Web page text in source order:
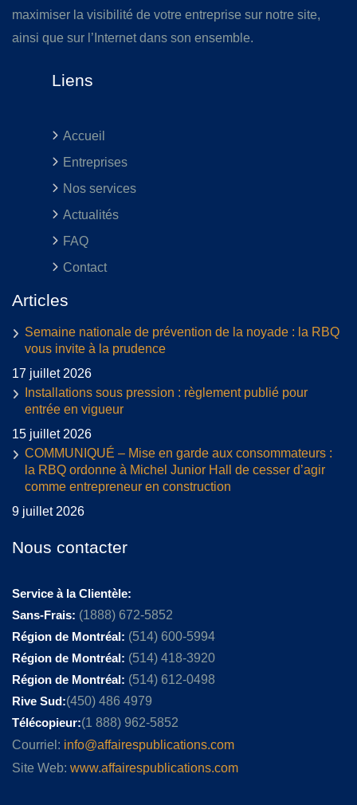
maximiser la visibilité de votre entreprise sur notre site,
ainsi que sur l’Internet dans son ensemble.
Liens
Accueil
Entreprises
Nos services
Actualités
FAQ
Contact
Articles
Semaine nationale de prévention de la noyade : la RBQ
vous invite à la prudence
17 juillet 2026
Installations sous pression : règlement publié pour
entrée en vigueur
15 juillet 2026
COMMUNIQUÉ – Mise en garde aux consommateurs :
la RBQ ordonne à Michel Junior Hall de cesser d’agir
comme entrepreneur en construction
9 juillet 2026
Nous contacter
Service à la Clientèle:
Sans-Frais: (1888) 672-5852
Région de Montréal: (514) 600-5994
Région de Montréal: (514) 418-3920
Région de Montréal: (514) 612-0498
Rive Sud:(450) 486 4979
Télécopieur:(1 888) 962-5852
Courriel: info@affairespublications.com
Site Web: www.affairespublications.com